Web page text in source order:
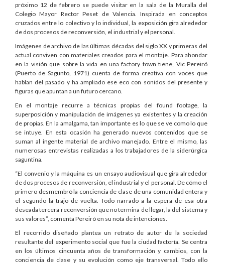
próximo 12 de febrero se puede visitar en la sala de la Muralla del
Colegio Mayor Rector Peset de Valencia. Inspirada en conceptos
cruzados entre lo colectivo y lo individual, la exposición gira alrededor
de dos procesos de reconversión, el industrial y el personal.
Imágenes de archivo de las últimas décadas del siglo XX y primeras del
actual conviven con materiales creados para el montaje. Para ahondar
en la visión que sobre la vida en una factory town tiene, Vic Pereiró
(Puerto de Sagunto, 1971) cuenta de forma creativa con voces que
hablan del pasado y ha ampliado ese eco con sonidos del presente y
figuras que apuntan a un futuro cercano.
En el montaje recurre a técnicas propias del found footage, la
superposición y manipulación de imágenes ya existentes y la creación
de propias. En la amalgama, tan importante es lo que se ve como lo que
se intuye. En esta ocasión ha generado nuevos contenidos que se
suman al ingente material de archivo manejado. Entre el mismo, las
numerosas entrevistas realizadas a los trabajadores de la siderúrgica
saguntina.
“El convenio y la máquina es un ensayo audiovisual que gira alrededor
de dos procesos de reconversión, el industrial y el personal. De cómo el
primero desmembró la conciencia de clase de una comunidad entera y
el segundo la trajo de vuelta. Todo narrado a la espera de esa otra
deseada tercera reconversión que no termina de llegar, la del sistema y
sus valores”, comenta Pereiró en su nota de intenciones.
El recorrido diseñado plantea un retrato de autor de la sociedad
resultante del experimento social que fue la ciudad factoría. Se centra
en los últimos cincuenta años de transformación y cambios, con la
conciencia de clase y su evolución como eje transversal. Todo ello